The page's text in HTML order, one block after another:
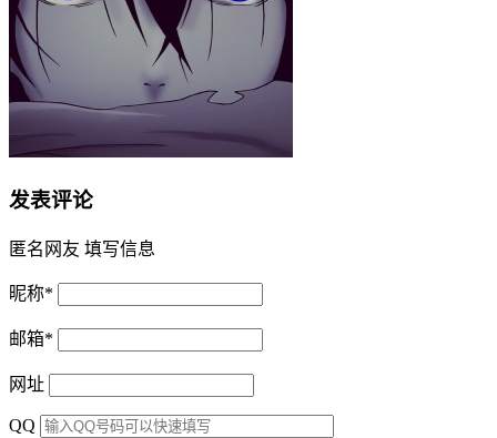
发表评论
匿名网友 填写信息
昵称*
邮箱*
网址
QQ